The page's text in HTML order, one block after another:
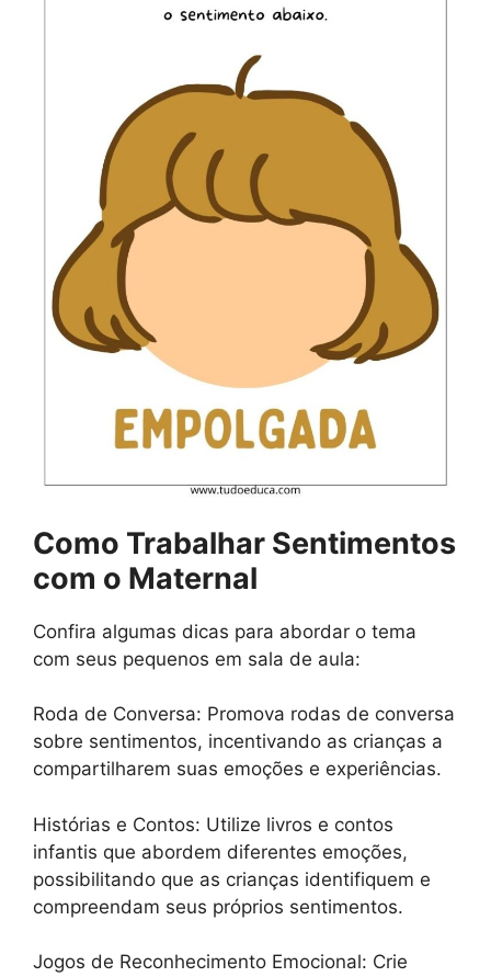
Como Trabalhar Sentimentos
com o Maternal
Confira algumas dicas para abordar o tema
com seus pequenos em sala de aula:
Roda de Conversa: Promova rodas de conversa
sobre sentimentos, incentivando as crianças a
compartilharem suas emoções e experiências.
Histórias e Contos: Utilize livros e contos
infantis que abordem diferentes emoções,
possibilitando que as crianças identifiquem e
compreendam seus próprios sentimentos.
Jogos de Reconhecimento Emocional: Crie